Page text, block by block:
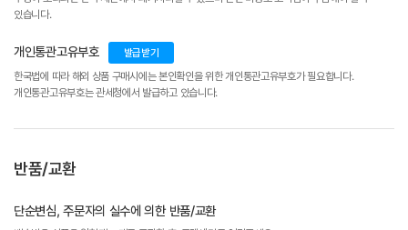
있습니다.
개인통관고유부호 발급받기
한국법에 따라 해외 상품 구매시에는 본인확인을 위한 개인통관고유부호가 필요합니다.
개인통관고유부호는 관세청에서 발급하고 있습니다.
반품/교환
단순변심, 주문자의 실수에 의한 반품/교환